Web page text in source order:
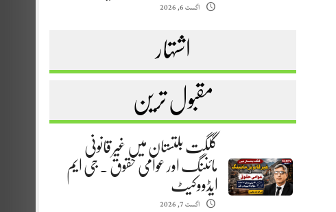
اگست 6, 2026
اشتہار
مقبول ترین
گلگت بلتستان میں غیر قانونی
مائننگ اور عوامی حقوق . جی ایم
ایڈووکیٹ
اگست 7, 2026